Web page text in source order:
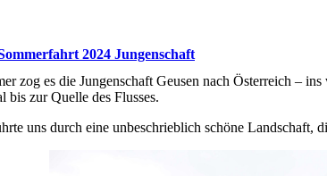
2024 Jungenschaft
zog es die Jungenschaft Geusen nach Österreich –
bis zur Quelle des Flusses.
uns durch eine unbeschrieblich schöne Landschaft,